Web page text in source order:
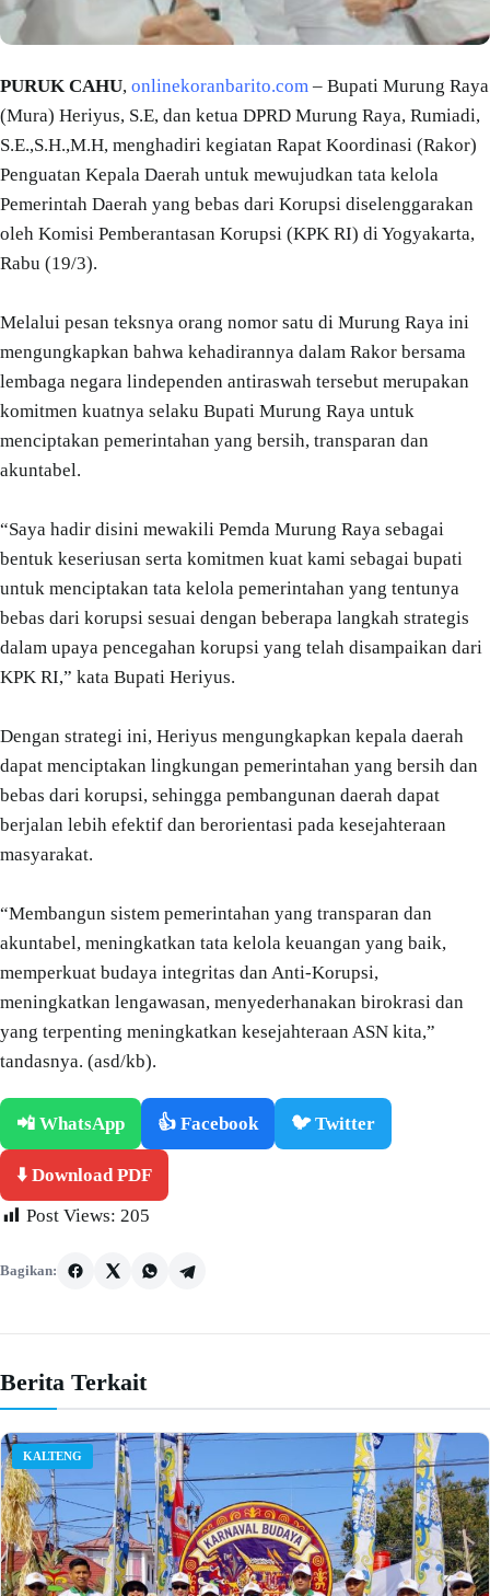
PURUK CAHU, onlinekoranbarito.com – Bupati Murung Raya
(Mura) Heriyus, S.E, dan ketua DPRD Murung Raya, Rumiadi,
S.E.,S.H.,M.H, menghadiri kegiatan Rapat Koordinasi (Rakor)
Penguatan Kepala Daerah untuk mewujudkan tata kelola
Pemerintah Daerah yang bebas dari Korupsi diselenggarakan
oleh Komisi Pemberantasan Korupsi (KPK RI) di Yogyakarta,
Rabu (19/3).
Melalui pesan teksnya orang nomor satu di Murung Raya ini
mengungkapkan bahwa kehadirannya dalam Rakor bersama
lembaga negara lindependen antiraswah tersebut merupakan
komitmen kuatnya selaku Bupati Murung Raya untuk
menciptakan pemerintahan yang bersih, transparan dan
akuntabel.
“Saya hadir disini mewakili Pemda Murung Raya sebagai
bentuk keseriusan serta komitmen kuat kami sebagai bupati
untuk menciptakan tata kelola pemerintahan yang tentunya
bebas dari korupsi sesuai dengan beberapa langkah strategis
dalam upaya pencegahan korupsi yang telah disampaikan dari
KPK RI,” kata Bupati Heriyus.
Dengan strategi ini, Heriyus mengungkapkan kepala daerah
dapat menciptakan lingkungan pemerintahan yang bersih dan
bebas dari korupsi, sehingga pembangunan daerah dapat
berjalan lebih efektif dan berorientasi pada kesejahteraan
masyarakat.
“Membangun sistem pemerintahan yang transparan dan
akuntabel, meningkatkan tata kelola keuangan yang baik,
memperkuat budaya integritas dan Anti-Korupsi,
meningkatkan lengawasan, menyederhanakan birokrasi dan
yang terpenting meningkatkan kesejahteraan ASN kita,”
tandasnya. (asd/kb).
📲 WhatsApp 👍 Facebook 🐦 Twitter
⬇️ Download PDF
Post Views: 205
Bagikan:
Berita Terkait
KALTENG